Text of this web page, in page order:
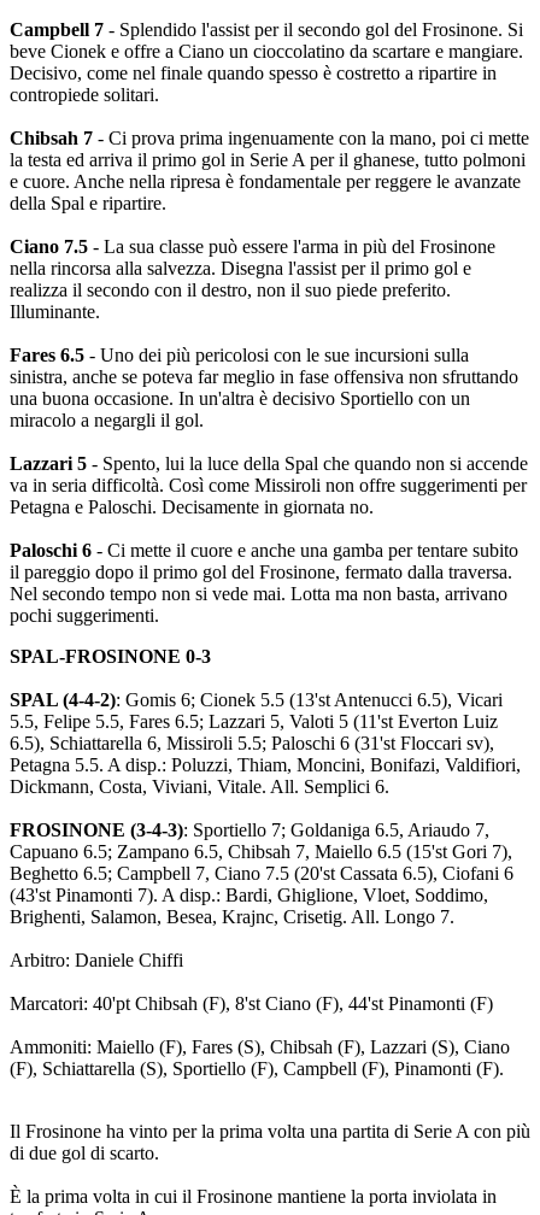
Campbell 7 - Splendido l'assist per il secondo gol del Frosinone. Si
beve Cionek e offre a Ciano un cioccolatino da scartare e mangiare.
Decisivo, come nel finale quando spesso è costretto a ripartire in
contropiede solitari.
Chibsah 7 - Ci prova prima ingenuamente con la mano, poi ci mette
la testa ed arriva il primo gol in Serie A per il ghanese, tutto polmoni
e cuore. Anche nella ripresa è fondamentale per reggere le avanzate
della Spal e ripartire.
Ciano 7.5 - La sua classe può essere l'arma in più del Frosinone
nella rincorsa alla salvezza. Disegna l'assist per il primo gol e
realizza il secondo con il destro, non il suo piede preferito.
Illuminante.
Fares 6.5 - Uno dei più pericolosi con le sue incursioni sulla
sinistra, anche se poteva far meglio in fase offensiva non sfruttando
una buona occasione. In un'altra è decisivo Sportiello con un
miracolo a negargli il gol.
Lazzari 5 - Spento, lui la luce della Spal che quando non si accende
va in seria difficoltà. Così come Missiroli non offre suggerimenti per
Petagna e Paloschi. Decisamente in giornata no.
Paloschi 6 - Ci mette il cuore e anche una gamba per tentare subito
il pareggio dopo il primo gol del Frosinone, fermato dalla traversa.
Nel secondo tempo non si vede mai. Lotta ma non basta, arrivano
pochi suggerimenti.
SPAL-FROSINONE 0-3
SPAL (4-4-2): Gomis 6; Cionek 5.5 (13'st Antenucci 6.5), Vicari
5.5, Felipe 5.5, Fares 6.5; Lazzari 5, Valoti 5 (11'st Everton Luiz
6.5), Schiattarella 6, Missiroli 5.5; Paloschi 6 (31'st Floccari sv),
Petagna 5.5. A disp.: Poluzzi, Thiam, Moncini, Bonifazi, Valdifiori,
Dickmann, Costa, Viviani, Vitale. All. Semplici 6.
FROSINONE (3-4-3): Sportiello 7; Goldaniga 6.5, Ariaudo 7,
Capuano 6.5; Zampano 6.5, Chibsah 7, Maiello 6.5 (15'st Gori 7),
Beghetto 6.5; Campbell 7, Ciano 7.5 (20'st Cassata 6.5), Ciofani 6
(43'st Pinamonti 7). A disp.: Bardi, Ghiglione, Vloet, Soddimo,
Brighenti, Salamon, Besea, Krajnc, Crisetig. All. Longo 7.
Arbitro: Daniele Chiffi
Marcatori: 40'pt Chibsah (F), 8'st Ciano (F), 44'st Pinamonti (F)
Ammoniti: Maiello (F), Fares (S), Chibsah (F), Lazzari (S), Ciano
(F), Schiattarella (S), Sportiello (F), Campbell (F), Pinamonti (F).
Il Frosinone ha vinto per la prima volta una partita di Serie A con più
di due gol di scarto.
È la prima volta in cui il Frosinone mantiene la porta inviolata in